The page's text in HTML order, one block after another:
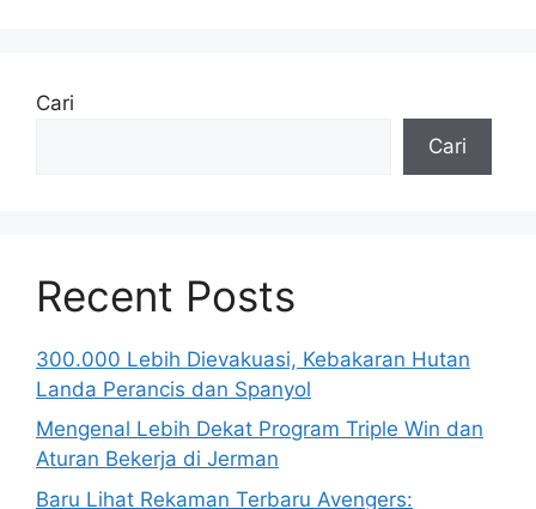
Cari
Cari
Recent Posts
300.000 Lebih Dievakuasi, Kebakaran Hutan
Landa Perancis dan Spanyol
Mengenal Lebih Dekat Program Triple Win dan
Aturan Bekerja di Jerman
Baru Lihat Rekaman Terbaru Avengers: